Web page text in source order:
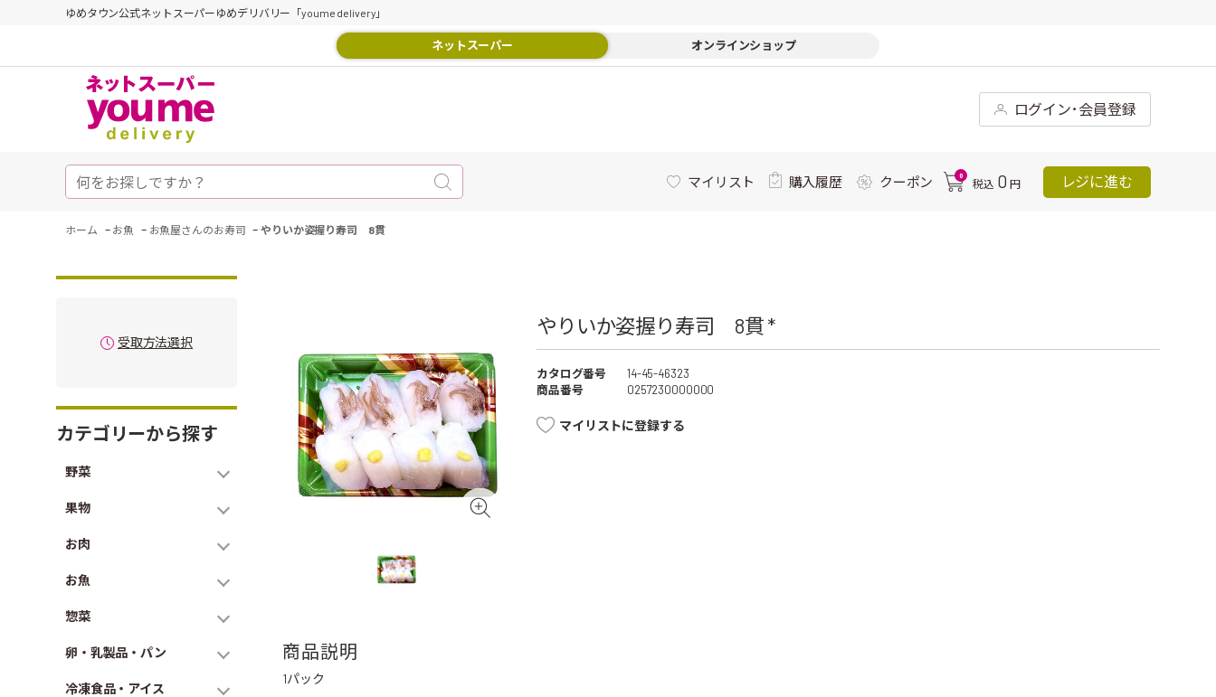
ゆめタウン公式ネットスーパーゆめデリバリー「youme delivery」
ネットスーパー オンラインショップ
ログイン･会員登録
マイリスト 購入履歴 クーポン 0
税込 0 円 レジに進む
ホーム - お魚 - お魚屋さんのお寿司 -やりいか姿握り寿司 8貫
受取方法選択
カテゴリーから探す
野菜
果物
お肉
お魚
惣菜
卵・乳製品・パン
冷凍食品・アイス
やりいか姿握り寿司 8貫 *
カタログ番号
14-45-46323
商品番号
0257230000000
マイリストに登録する
商品説明
1パック